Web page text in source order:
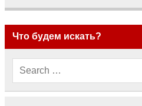
Что будем искать?